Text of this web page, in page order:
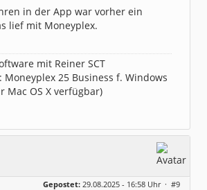
in der App war vorher ein
lief mit Moneyplex.
mit Reiner SCT
Moneyplex 25 Business f. Windows
Mac OS X verfügbar)
Gepostet: 29.08.2025 - 16:58 Uhr · #9